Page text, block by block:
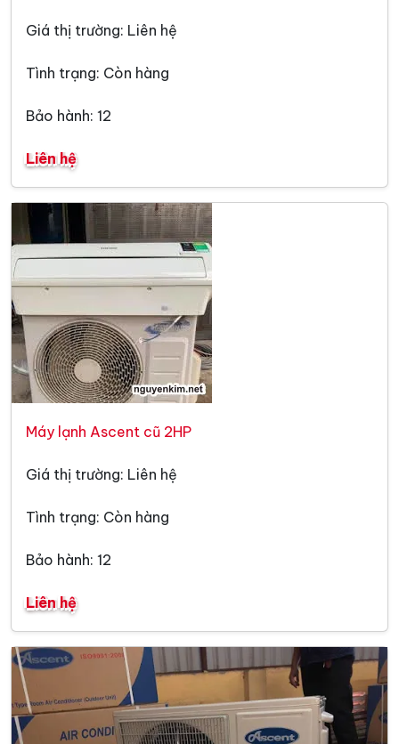
Giá thị trường: Liên hệ
Tình trạng: Còn hàng
Bảo hành: 12
Liên hệ
Máy lạnh Ascent cũ 2HP
Giá thị trường: Liên hệ
Tình trạng: Còn hàng
Bảo hành: 12
Liên hệ